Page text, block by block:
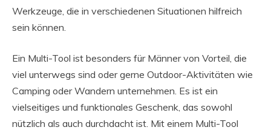
Werkzeuge, die in verschiedenen Situationen hilfreich
sein können.
Ein Multi-Tool ist besonders für Männer von Vorteil, die
viel unterwegs sind oder gerne Outdoor-Aktivitäten wie
Camping oder Wandern unternehmen. Es ist ein
vielseitiges und funktionales Geschenk, das sowohl
nützlich als auch durchdacht ist. Mit einem Multi-Tool